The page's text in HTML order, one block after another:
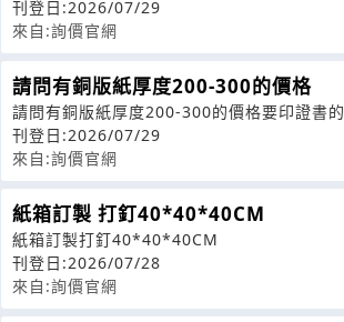
三層MOQ和空白內三層MOQ
刊登日:2026/07/29
來自:詢價官網
請問有銅版紙厚度200-300的價格
請問有銅版紙厚度200-300的價格要印證書的
刊登日:2026/07/29
來自:詢價官網
紙箱訂製 打釘40*40*40CM
紙箱訂製打釘40*40*40CM
刊登日:2026/07/28
來自:詢價官網